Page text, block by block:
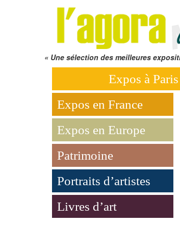
« Une sélection des meilleures
Expos à Paris
Expos en France
Expos en Europe
Patrimoine
Portraits d’artistes
Livres d’art